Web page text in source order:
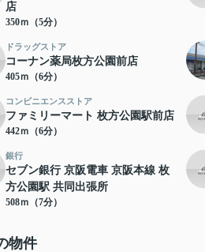
店
350ｍ（5分）
ドラッグストア
コーナン薬局枚方公園前店
405ｍ（6分）
コンビニエンスストア
ファミリーマート 枚方公園駅前店
442ｍ（6分）
銀行
セブン銀行 京阪電車 京阪本線 枚
方公園駅 共同出張所
508ｍ（7分）
物件